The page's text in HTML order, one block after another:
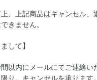
、上記商品はキャンセル、
きません。
して】
以内にメールにてご連絡い
、キャンセルを承ります。